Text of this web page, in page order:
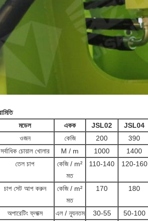
মডেল
একক JSL02 JSL04
ওজন
কেজি 200 390
সর্বাধিক চোয়াল খোলার
M / m 1000 1400
তেল চাপ
কেজি / m²
মত
110-140 120-160
চাপ সেট আপ করুন
কেজি / m²
মত
170 180
অপারেটিং ফ্লাক্স এল / ন্যূনতম 30-55 50-100